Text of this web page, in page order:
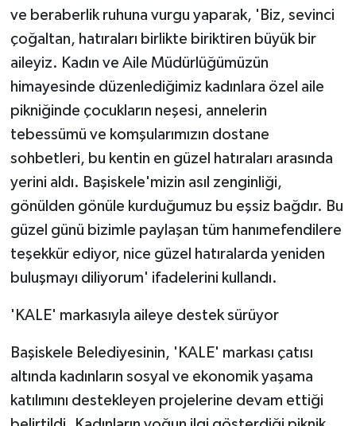
ve beraberlik ruhuna vurgu yaparak, 'Biz, sevinci
çoğaltan, hatıraları birlikte biriktiren büyük bir
aileyiz. Kadın ve Aile Müdürlüğümüzün
himayesinde düzenlediğimiz kadınlara özel aile
pikniğinde çocukların neşesi, annelerin
tebessümü ve komşularımızın dostane
sohbetleri, bu kentin en güzel hatıraları arasında
yerini aldı. Başiskele'mizin asıl zenginliği,
gönülden gönüle kurduğumuz bu eşsiz bağdır. Bu
güzel günü bizimle paylaşan tüm hanımefendilere
teşekkür ediyor, nice güzel hatıralarda yeniden
buluşmayı diliyorum' ifadelerini kullandı.
'KALE' markasıyla aileye destek sürüyor
Başiskele Belediyesinin, 'KALE' markası çatısı
altında kadınların sosyal ve ekonomik yaşama
katılımını destekleyen projelerine devam ettiği